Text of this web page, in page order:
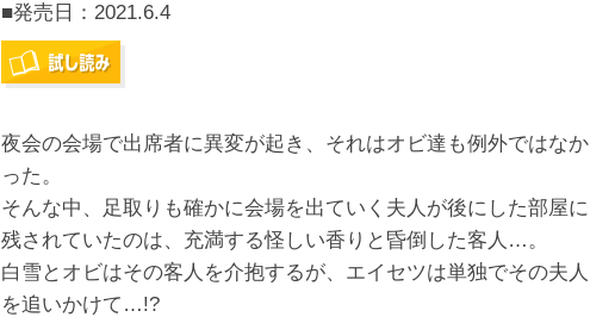
■発売日： 2021.6.4
夜会の会場で出席者に異変が起き、それはオビ達も例外ではなか
った。
そんな中、足取りも確かに会場を出ていく夫人が後にした部屋に
残されていたのは、充満する怪しい香りと昏倒した客人…。
白雪とオビはその客人を介抱するが、エイセツは単独でその夫人
を追いかけて…!?